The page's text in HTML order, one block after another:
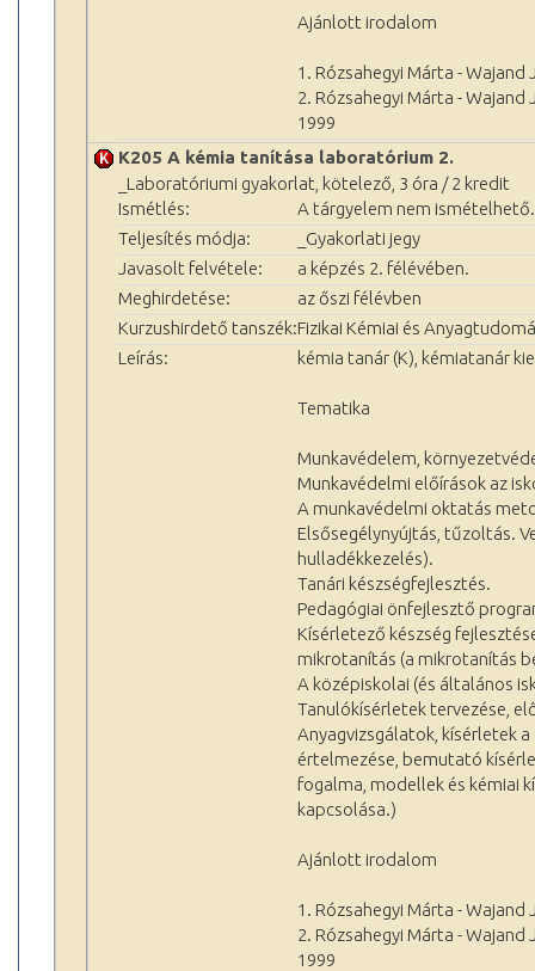
Ajánlott irodalom
1. Rózsahegyi Márta -
2. Rózsahegyi Márta -
1999
K205 A kémia tanítása laboratórium 2.
_Laboratóriumi gyakorlat, kötelező, 3 óra / 2 kredit
Ismétlés:
A tárgyelem nem ismételhető.
Teljesítés módja:
_Gyakorlati jegy
Javasolt felvétele:
a képzés 2. félévében.
Meghirdetése:
az őszi félévben
Kurzushirdető tanszék:Fizikai Kémiai és
Leírás:
kémia tanár (K), kémiatanár
Tematika
Munkavédelem,
Munkavédelmi előírások az
A munkavédelmi oktatás
Elsősegélynyújtás, tűzoltás.
hulladékkezelés).
Tanári készségfejlesztés.
Pedagógiai önfejlesztő
Kísérletező készség
mikrotanítás (a mikrotanítás
A középiskolai (és általános
Tanulókísérletek tervezése,
Anyagvizsgálatok, kísérletek
értelmezése, bemutató
fogalma, modellek és kémiai
kapcsolása.)
Ajánlott irodalom
1. Rózsahegyi Márta -
2. Rózsahegyi Márta -
1999